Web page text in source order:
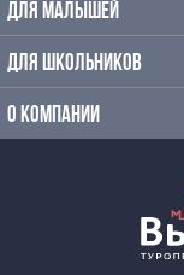
ДЛЯ МАЛЫШЕЙ
ДЛЯ ШКОЛЬНИКОВ
О КОМПАНИИ